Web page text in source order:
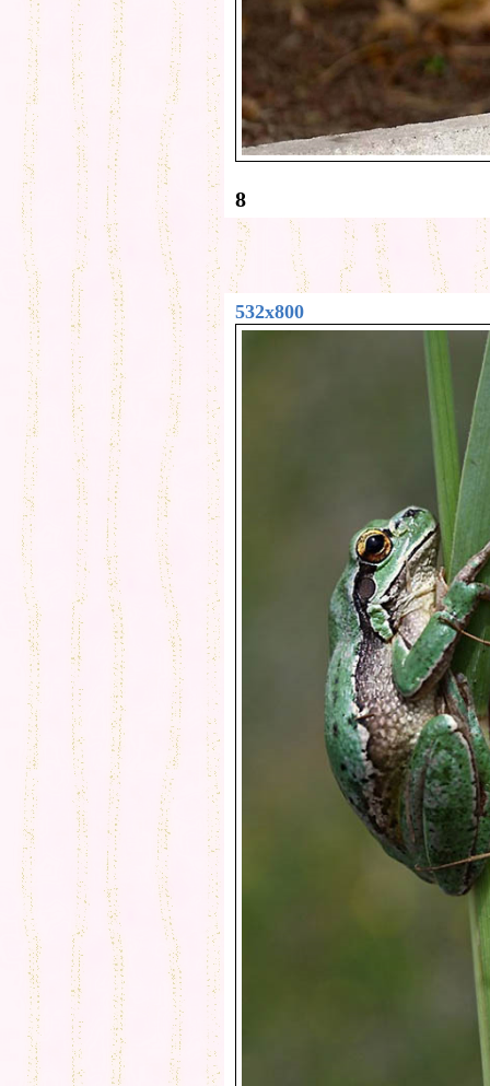
8
532x800